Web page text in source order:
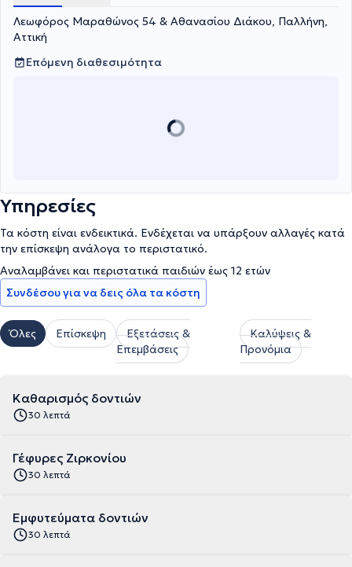
Λεωφόρος Μαραθώνος 54 & Αθανασίου Διάκου, Παλλήνη,
Αττική
Επόμενη διαθεσιμότητα
Υπηρεσίες
Τα κόστη είναι ενδεικτικά. Ενδέχεται να υπάρξουν αλλαγές κατά
την επίσκεψη ανάλογα το περιστατικό.
Αναλαμβάνει και περιστατικά παιδιών έως 12 ετών
Συνδέσου για να δεις όλα τα κόστη
Όλες Επίσκεψη
Εξετάσεις &
Επεμβάσεις
Καλύψεις &
Προνόμια
Καθαρισμός δοντιών
30 λεπτά
Γέφυρες Ζιρκονίου
30 λεπτά
Εμφυτεύματα δοντιών
30 λεπτά